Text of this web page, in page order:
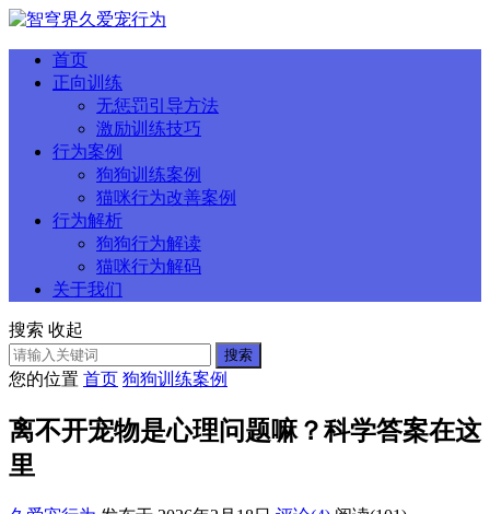
首页
正向训练
无惩罚引导方法
激励训练技巧
行为案例
狗狗训练案例
猫咪行为改善案例
行为解析
狗狗行为解读
猫咪行为解码
关于我们
搜索 收起
搜索
您的位置 首页 狗狗训练案例
离不开宠物是心理问题嘛？科学答案在这
里